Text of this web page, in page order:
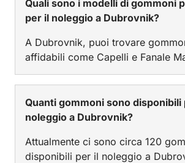
Quali sono i modelli di gommoni
per il noleggio a Dubrovnik?
A Dubrovnik, puoi trovare
affidabili come Capelli e Fanale
Quanti gommoni sono disponibili
noleggio a Dubrovnik?
Attualmente ci sono circa 120
disponibili per il noleggio a